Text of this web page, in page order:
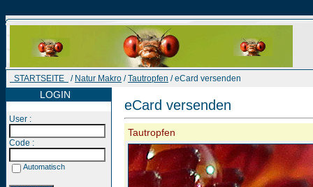
STARTSEITE / Natur Makro /Tautropfen / eCard versenden
LOGIN
User :
Code :
Automatisch
eCard versenden
Tautropfen